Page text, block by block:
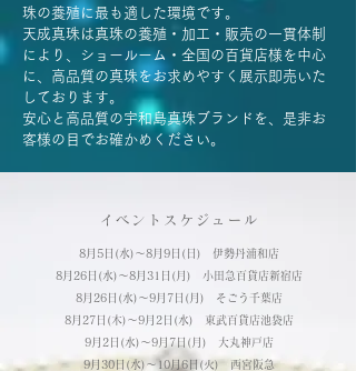
珠の養殖に最も適した環境です。
天成真珠は真珠の養殖・加工・販売の一貫体制
により、ショールーム・全国の百貨店様を中心
に、高品質の真珠をお求めやすく展示即売いた
しております。
安心と高品質の宇和島真珠ブランドを、是非お
客様の目でお確かめください。
イベントスケジュール
8月5日(水)～8月9日(日) 伊勢丹浦和店
8月26日(水)～8月31日(月) 小田急百貨店新宿店
8月26日(水)～9月7日(月) そごう千葉店
8月27日(木)～9月2日(水) 東武百貨店池袋店
9月2日(水)～9月7日(月) 大丸神戸店
​9月30日(水)～10月6日(火) 西宮阪急